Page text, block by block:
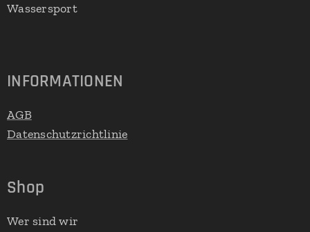
Wassersport
INFORMATIONEN
AGB
Datenschutzrichtlinie
Shop
Wer sind wir